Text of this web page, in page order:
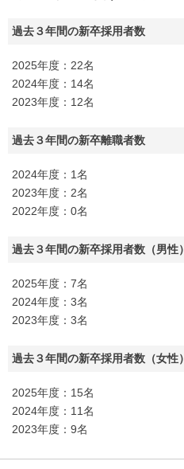
過去３年間の新卒採用者数
2025年度：22名
2024年度：14名
2023年度：12名
過去３年間の新卒離職者数
2024年度：1名
2023年度：2名
2022年度：0名
過去３年間の新卒採用者数（男性）
2025年度：7名
2024年度：3名
2023年度：3名
過去３年間の新卒採用者数（女性）
2025年度：15名
2024年度：11名
2023年度：9名